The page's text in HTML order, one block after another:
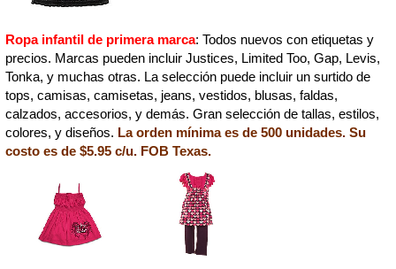
Ropa infantil de primera marca: Todos nuevos con etiquetas y
precios. Marcas pueden incluir Justices, Limited Too, Gap, Levis,
Tonka, y muchas otras. La selección puede incluir un surtido de
tops, camisas, camisetas, jeans, vestidos, blusas, faldas,
calzados, accesorios, y demás. Gran selección de tallas, estilos,
colores, y diseños. La orden mínima es de 500 unidades. Su
costo es de $5.95 c/u. FOB Texas.